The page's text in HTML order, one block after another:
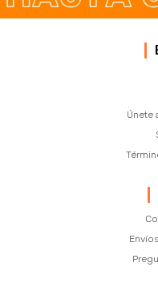
Únete